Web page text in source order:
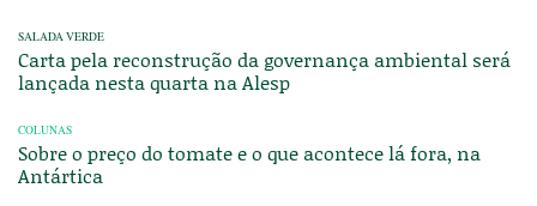
SALADA VERDE
Carta pela reconstrução da governança ambiental será
lançada nesta quarta na Alesp
COLUNAS
Sobre o preço do tomate e o que acontece lá fora, na
Antártica